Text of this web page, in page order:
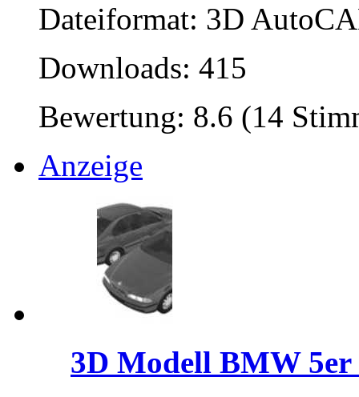
Dateiformat: 3D
Downloads: 415
Bewertung: 8.6 (14
Anzeige
3D Modell BMW 5er